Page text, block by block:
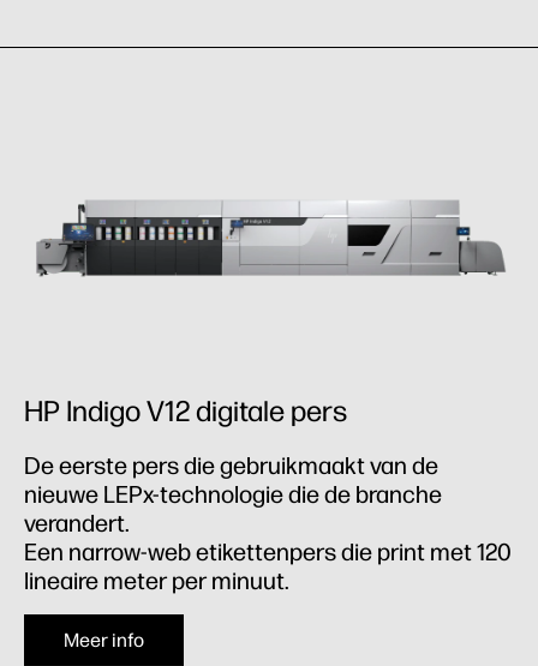
HP Indigo V12 digitale pers
De eerste pers die gebruikmaakt van de
nieuwe LEPx-technologie die de branche
verandert.
Een narrow-web etikettenpers die print met 120
lineaire meter per minuut.
Meer info